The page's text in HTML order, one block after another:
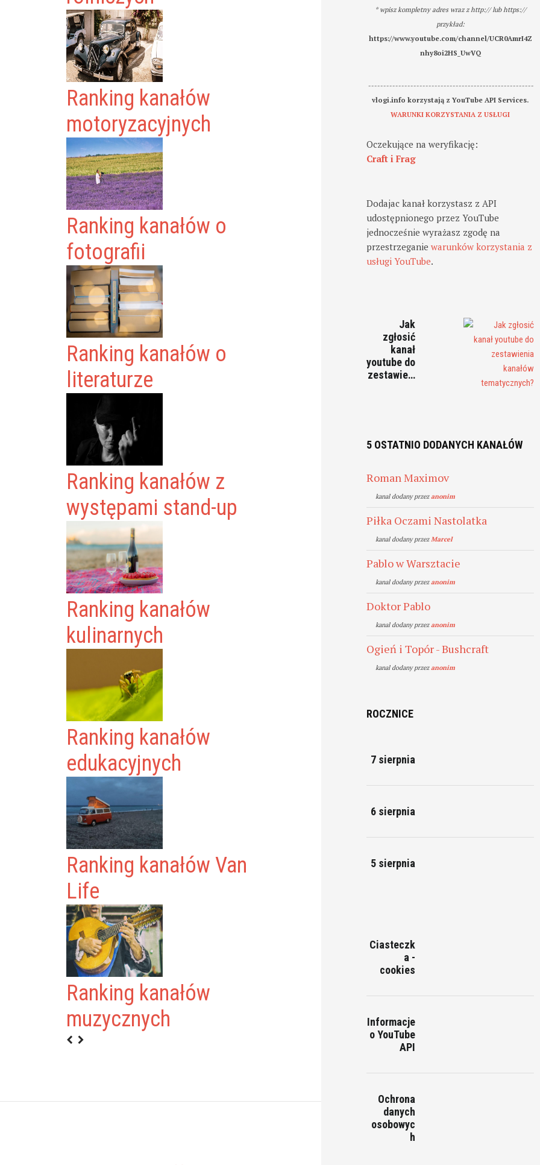
Ranking kanałów
motoryzacyjnych
Ranking kanałów o
fotografii
Ranking kanałów o
literaturze
Ranking kanałów z
występami stand-up
Ranking kanałów
kulinarnych
Ranking kanałów
edukacyjnych
Ranking kanałów Van
Life
Ranking kanałów
muzycznych
* wpisz kompletny adres wraz z http:// lub https://
przykład:
https://www.youtube.com/channel/UCR0AmrI4Z
nhy8oi2HS_UwVQ
-------------------------------------------------------
vlogi.info korzystają z YouTube API Services.
WARUNKI KORZYSTANIA Z USŁUGI
Oczekujące na weryfikację:
Craft i Frag
Dodajac kanał korzystasz z API
udostępnionego przez YouTube
jednocześnie wyrażasz zgodę na
przestrzeganiewarunków korzystania z
usługi YouTube.
Jak
zgłosić
kanał
youtube do
zestawie…
5 OSTATNIO DODANYCH KANAŁÓW
Roman Maximov
kanal dodany przezanonim
Piłka Oczami Nastolatka
kanal dodany przezMarcel
Pablo w Warsztacie
kanal dodany przezanonim
Doktor Pablo
kanal dodany przezanonim
Ogień i Topór - Bushcraft
kanal dodany przezanonim
ROCZNICE
7 sierpnia
6 sierpnia
5 sierpnia
Ciasteczk
a -
cookies
Informacje
o YouTube
API
Ochrona
danych
osobowyc
h